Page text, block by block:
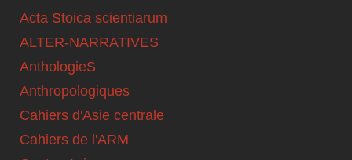
Acta Stoica scientiarum
ALTER-NARRATIVES
AnthologieS
Anthropologiques
Cahiers d'Asie centrale
Cahiers de l'ARM